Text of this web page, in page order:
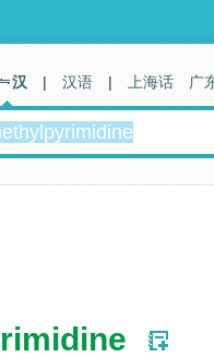
汉 | 汉语 | 上海话 广